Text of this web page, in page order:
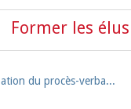
Former les élus
du procès-verba...